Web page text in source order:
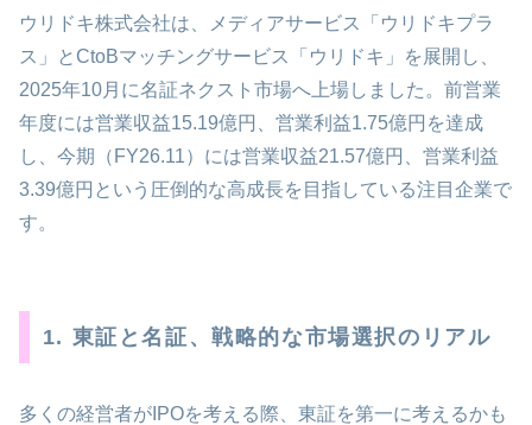
ウリドキ株式会社は、メディアサービス「ウリドキプラ
ス」とCtoBマッチングサービス「ウリドキ」を展開し、
2025年10月に名証ネクスト市場へ上場しました。前営業
年度には営業収益15.19億円、営業利益1.75億円を達成
し、今期（FY26.11）には営業収益21.57億円、営業利益
3.39億円という圧倒的な高成長を目指している注目企業で
す。
1. 東証と名証、戦略的な市場選択のリアル
多くの経営者がIPOを考える際、東証を第一に考えるかも